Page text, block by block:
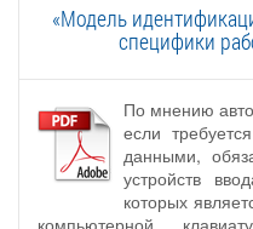
«Модель
специфики
По мнению
если
данными,
устройств
которых
компьютерной